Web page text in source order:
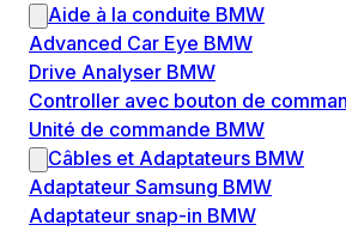
Aide à la conduite BMW
Advanced Car Eye BMW
Drive Analyser BMW
Controller avec bouton de
Unité de commande BMW
Câbles et Adaptateurs BMW
Adaptateur Samsung BMW
Adaptateur snap-in BMW